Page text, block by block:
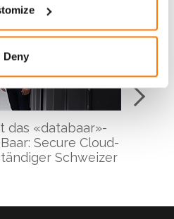
Deny
das «databaar»-
Secure Cloud-
Schweizer